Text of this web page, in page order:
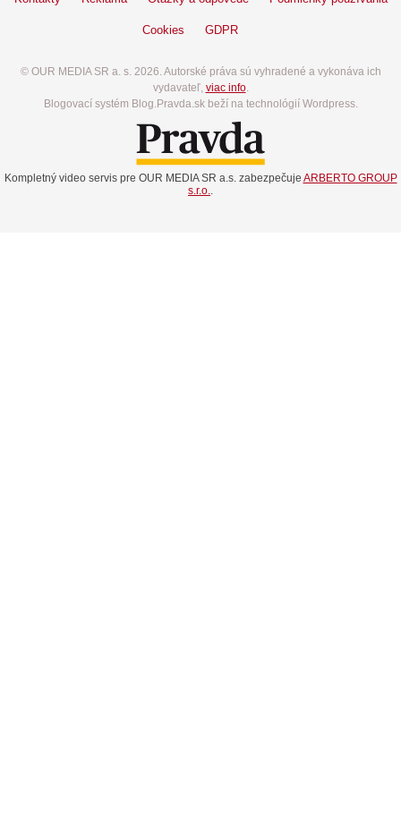
Cookies GDPR
© OUR MEDIA SR a. s. 2026. Autorské práva sú vyhradené a vykonáva ich
vydavateľ, viac info.
Blogovací systém Blog.Pravda.sk beží na technológií Wordpress.
Kompletný video servis pre OUR MEDIA SR a.s. zabezpečuje ARBERTO GROUP
s.r.o..